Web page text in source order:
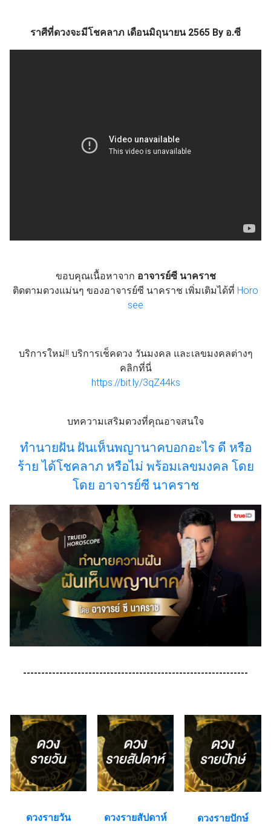
ราศีที่ดวงจะมีโชคลาภ เดือนมิถุนายน 2565 By อ.ซี
ขอบคุณเนื้อหาจาก อาจารย์ซี นาคราช
ติดตามดวงแม่นๆ ของอาจารย์ซี นาคราช เพิ่มเติมได้ที่ Horo
see
บริการใหม่!! บริการเช็คดวง วันมงคล และเลขมงคลต่างๆ
คลิกที่นี่
https://bit.ly/3qZ44ks
บทความเสริมดวงที่คุณอาจสนใจ
ทำนายฝัน ฝันเห็นพญานาคบอกอะไร ดี หรือ
ร้าย ได้โชคลาภ หรือไม่ พร้อมเลขมงคล โดย
โดย อาจารย์ซี นาคราช
--------------------------------------------------------------
ดวงรายวัน ดวงรายสัปดาห์ ดวงรายปักษ์